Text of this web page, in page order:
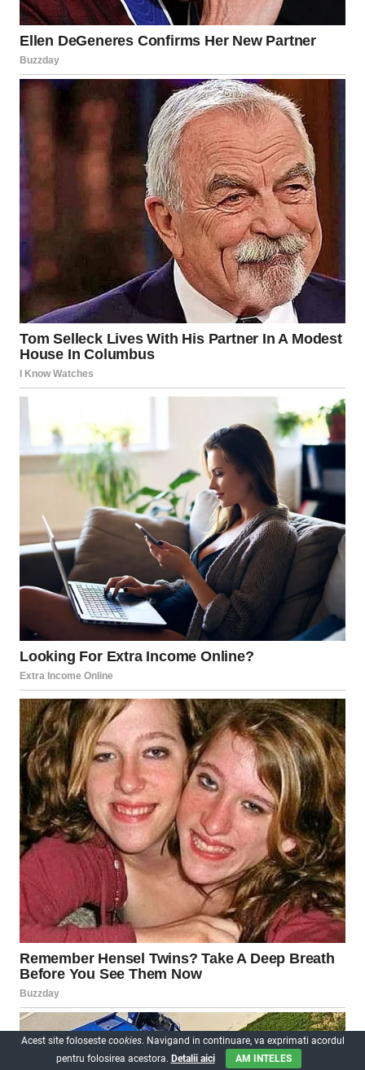
Acest site foloseste cookies. Navigand in continuare, va exprimati acordul
pentru folosirea acestora. Detalii aici AM INTELES